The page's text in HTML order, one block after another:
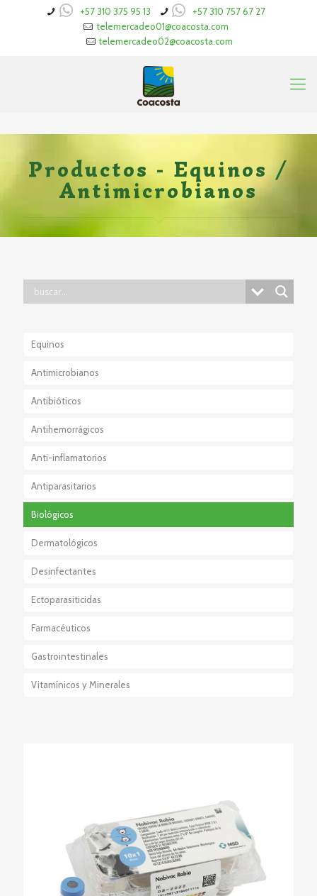
+57 310 375 95 13
+57 310 757 67 27
telemercadeo01@coacosta.com
telemercadeo02@coacosta.com
Productos - Equinos /
Antimicrobianos
Equinos
Antimicrobianos
Antibióticos
Antihemorrágicos
Anti-inflamatorios
Esteroidales
No Esteroidales
Antiparasitarios
Externos
Internos
Externos + Internos
Biológicos
Dermatológicos
Desinfectantes
Ectoparasiticidas
Farmacéuticos
Anestésico-Sedante
Eutanásicos
Gastrointestinales
Vitamínicos y Minerales